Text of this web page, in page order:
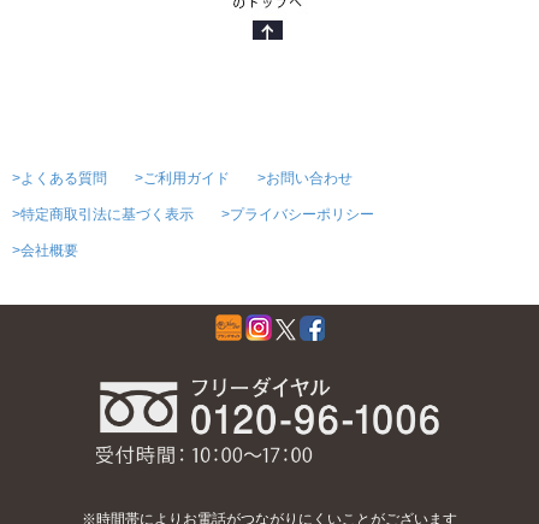
>よくある質問 >ご利用ガイド >お問い合わせ
>特定商取引法に基づく表示 >プライバシーポリシー
>会社概要
※時間帯によりお電話がつながりにくいことがございます